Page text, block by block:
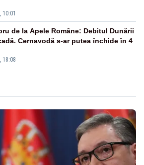
10:01
18:08
de la Apele Române: Debitul Dunării
Cernavodă s-ar putea închide în 4